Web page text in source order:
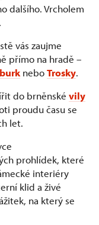
dalšího. Vrcholem
vás zaujme
přímo na hradě –
neboTrosky.
do brněnské vily
proudu času se
let.
prohlídek, které
interiéry
klid a živé
na který se